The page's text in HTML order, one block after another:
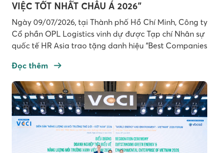
VIỆC TỐT NHẤT CHÂU Á 2026”
Ngày 09/07/2026, tại Thành phố Hồ Chí Minh, Công ty
Cổ phần OPL Logistics vinh dự được Tạp chí Nhân sự
quốc tế HR Asia trao tặng danh hiệu “Best Companies
Á 2026). Đây là một trong những giải thưởng uy tín
hàng […]
Đọc thêm